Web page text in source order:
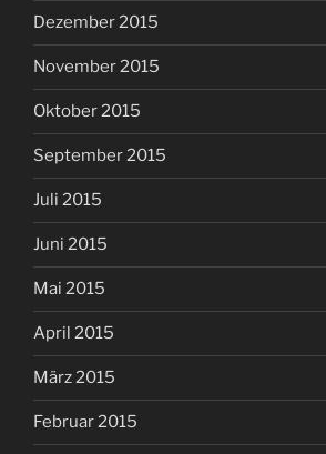
Dezember 2015
November 2015
Oktober 2015
September 2015
Juli 2015
Juni 2015
Mai 2015
April 2015
März 2015
Februar 2015